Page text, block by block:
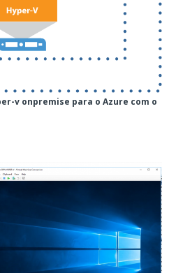
v onpremise para o Azure com o